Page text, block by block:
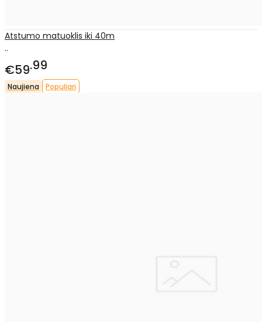
Atstumo matuoklis iki 40m
..
€59 99
Naujiena Populiari